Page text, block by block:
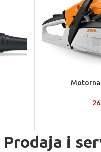
Motorna
Prodaja i